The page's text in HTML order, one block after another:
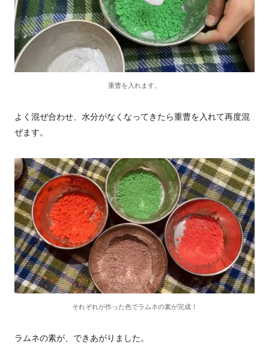
重曹を入れます。
よく混ぜ合わせ、水分がなくなってきたら重曹を入れて再度混
ぜます。
それぞれが作った色でラムネの素が完成！
ラムネの素が、できあがりました。